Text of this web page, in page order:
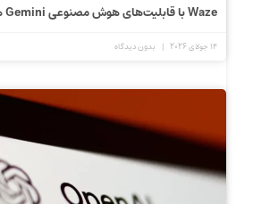
Waze با قابلیت‌های هوش مصنوعی Gemini هوشمندتر شد
14 جولای 2026 بدون دیدگاه